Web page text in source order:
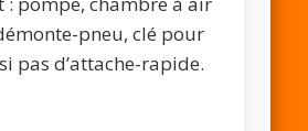
pneu, clé pour
pas d’attache-rapide.